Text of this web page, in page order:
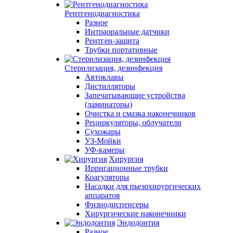
Рентгенодиагностика
Разное
Интраоральные датчики
Рентген-защита
Трубки портативные
Стерилизация, дезинфекция
Автоклавы
Дистилляторы
Запечатывающие устройства
(ламинаторы)
Очистка и смазка наконечников
Рециркуляторы, облучатели
Сухожары
УЗ-Мойки
УФ-камеры
Хирургия
Ирригационные трубки
Коагуляторы
Насадки для пьезохирургических
аппаратов
Физиодиспенсеры
Хирургические наконечники
Эндодонтия